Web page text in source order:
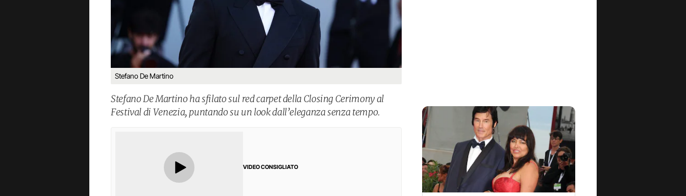
Stefano De Martino
Stefano De Martino ha sfilato sul red carpet della Closing Cerimony al
Festival di Venezia, puntando su un look dall’eleganza senza tempo.
VIDEO CONSIGLIATO